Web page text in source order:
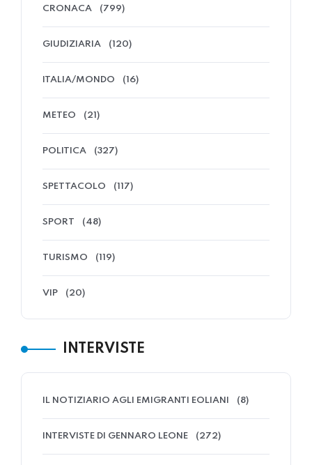
CRONACA (799)
GIUDIZIARIA (120)
ITALIA/MONDO (16)
METEO (21)
POLITICA (327)
SPETTACOLO (117)
SPORT (48)
TURISMO (119)
VIP (20)
INTERVISTE
IL NOTIZIARIO AGLI EMIGRANTI EOLIANI (8)
INTERVISTE DI GENNARO LEONE (272)